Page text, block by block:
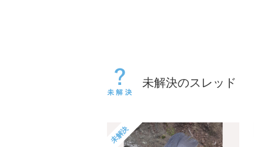
未解決のスレッド
未解決